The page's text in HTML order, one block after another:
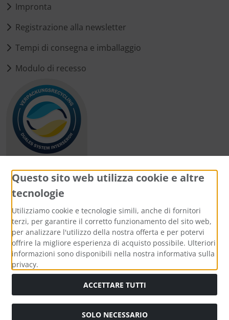
Impronta
Registrazione alla newsletter
Tempi di consegna e imballaggio
Modulo di recesso
Metodi di pagamento
Media sociali
Questo sito web utilizza cookie e altre
tecnologie
Utilizziamo cookie e tecnologie simili, anche di fornitori
terzi, per garantire il corretto funzionamento del sito web,
per analizzare l'utilizzo della nostra offerta e per potervi
offrire la migliore esperienza di acquisto possibile. Ulteriori
informazioni sono disponibili nella nostra informativa sulla
privacy.
ACCETTARE TUTTI
SOLO NECESSARIO